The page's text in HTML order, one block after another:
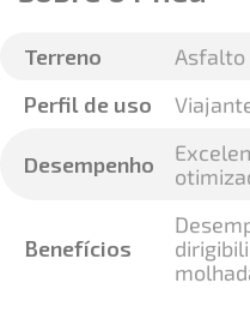
Terreno
Asfalto
Perfil de uso
Desempenho
Benefícios